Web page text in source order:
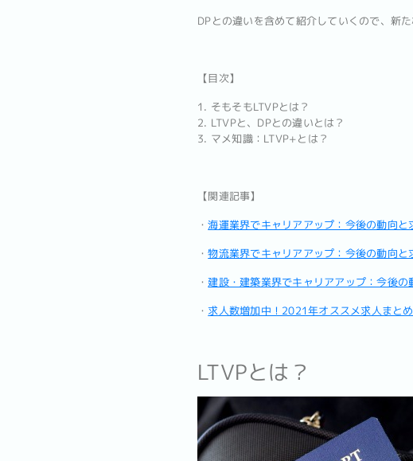
DPとの違いを含めて紹介していくので、新
【目次】
1. そもそもLTVPとは？
2. LTVPと、DPとの違いとは？
3. マメ知識：LTVP+とは？
【関連記事】
・海運業界でキャリアアップ：今後の動向
・物流業界でキャリアアップ：今後の動向
・建設・建築業界でキャリアアップ：今後
・求人数増加中！2021年オススメ求人まとめ
LTVPとは？